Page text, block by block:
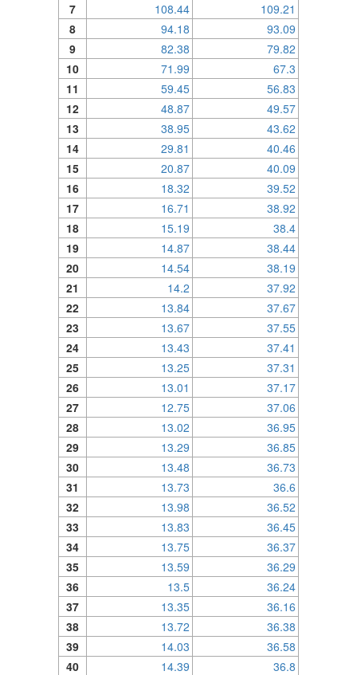
7
108.44
109.21
8
94.18
93.09
9
82.38
79.82
10
71.99
67.3
11
59.45
56.83
12
48.87
49.57
13
38.95
43.62
14
29.81
40.46
15
20.87
40.09
16
18.32
39.52
17
16.71
38.92
18
15.19
38.4
19
14.87
38.44
20
14.54
38.19
21
14.2
37.92
22
13.84
37.67
23
13.67
37.55
24
13.43
37.41
25
13.25
37.31
26
13.01
37.17
27
12.75
37.06
28
13.02
36.95
29
13.29
36.85
30
13.48
36.73
31
13.73
36.6
32
13.98
36.52
33
13.83
36.45
34
13.75
36.37
35
13.59
36.29
36
13.5
36.24
37
13.35
36.16
38
13.72
36.38
39
14.03
36.58
40
14.39
36.8